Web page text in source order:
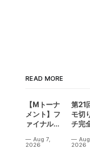
READ MORE
【Mトーナ
メント】フ
ァイナル／2
ニバル！東
Aug 7,
2026
第21
モ切
チ完
2026